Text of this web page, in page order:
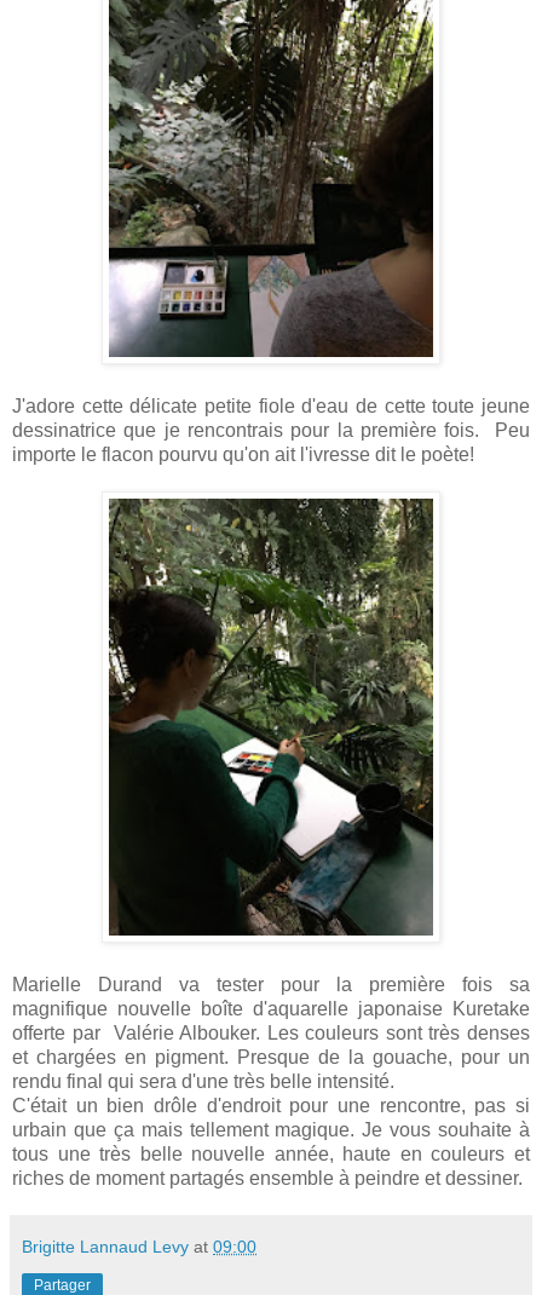
J'adore cette délicate petite fiole d'eau de cette toute jeune
dessinatrice que je rencontrais pour la première fois. Peu
importe le flacon pourvu qu'on ait l'ivresse dit le poète!
Marielle Durand va tester pour la première fois sa
magnifique nouvelle boîte d'aquarelle japonaise Kuretake
offerte par Valérie Albouker. Les couleurs sont très denses
et chargées en pigment. Presque de la gouache, pour un
rendu final qui sera d'une très belle intensité.
C'était un bien drôle d'endroit pour une rencontre, pas si
urbain que ça mais tellement magique. Je vous souhaite à
tous une très belle nouvelle année, haute en couleurs et
riches de moment partagés ensemble à peindre et dessiner.
Brigitte Lannaud Levy at 09:00
Partager